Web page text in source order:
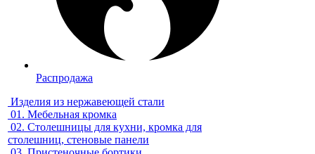
Распродажа
Изделия из нержавеющей стали
01. Мебельная кромка
02. Столешницы для кухни, кромка для
столешниц, стеновые панели